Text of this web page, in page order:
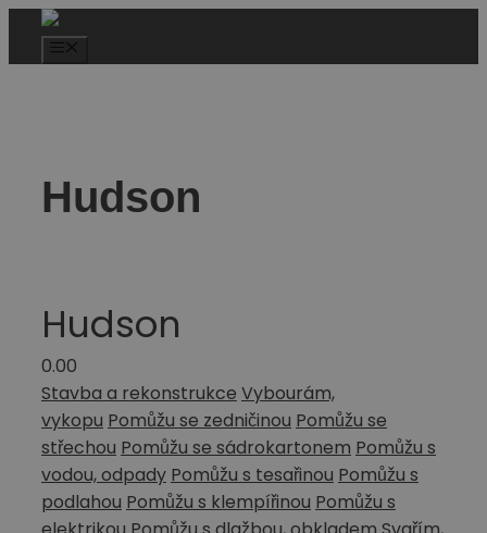
Hudson
Hudson
0.00
Stavba a rekonstrukce Vybourám,
vykopu Pomůžu se zedničinou Pomůžu se
střechou Pomůžu se sádrokartonem Pomůžu s
vodou, odpady Pomůžu s tesařinou Pomůžu s
podlahou Pomůžu s klempířinou Pomůžu s